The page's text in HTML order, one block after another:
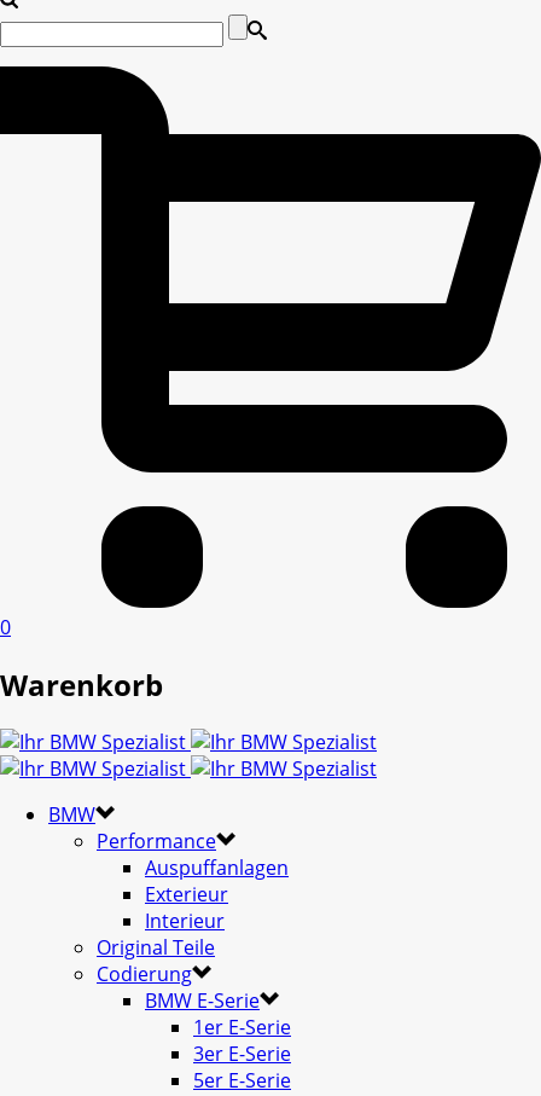
0
Warenkorb
BMW
Performance
Auspuffanlagen
Exterieur
Interieur
Original Teile
Codierung
BMW E-Serie
1er E-Serie
3er E-Serie
5er E-Serie